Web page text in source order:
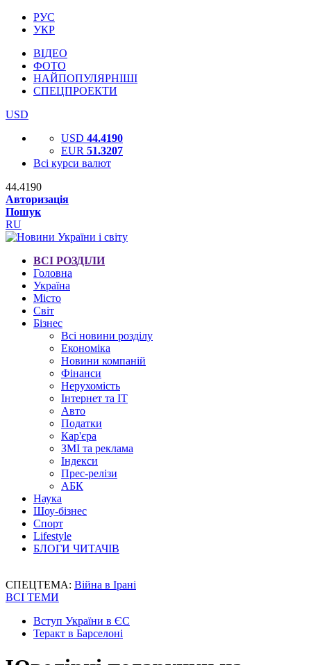
РУС
УКР
ВІДЕО
ФОТО
НАЙПОПУЛЯРНІШІ
СПЕЦПРОЕКТИ
USD
USD 44.4190
EUR 51.3207
Всі курси валют
44.4190
Авторизація
Пошук
RU
ВСІ РОЗДІЛИ
Головна
Україна
Місто
Світ
Бізнес
Всі новини розділу
Економіка
Новини компаній
Фінанси
Нерухомість
Інтернет та IT
Авто
Податки
Кар'єра
ЗМІ та реклама
Індекси
Прес-релізи
АБК
Наука
Шоу-бізнес
Спорт
Lifestyle
БЛОГИ ЧИТАЧІВ
СПЕЦТЕМА: Війна в Ірані
ВСІ ТЕМИ
Вступ України в ЄС
Теракт в Барселоні